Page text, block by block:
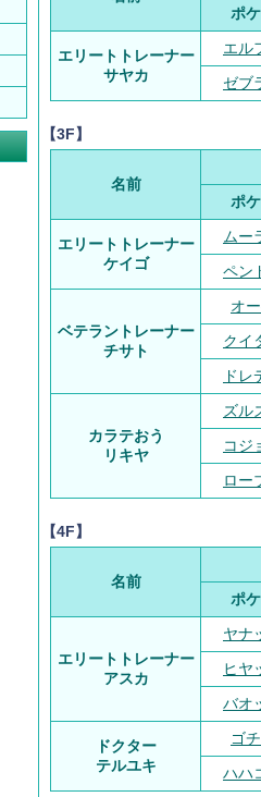
ポ
エリートトレーナー
サヤカ
エル
ゼブ
【3F】
名前
ポ
エリートトレーナー
ケイゴ
ムー
ペン
ベテラントレーナー
チサト
オ
クイ
ドレ
カラテおう
リキヤ
ズル
コジ
ロー
【4F】
名前
ポ
エリートトレーナー
アスカ
ヤナ
ヒヤ
バオ
ドクター
テルユキ
ゴ
ハハ